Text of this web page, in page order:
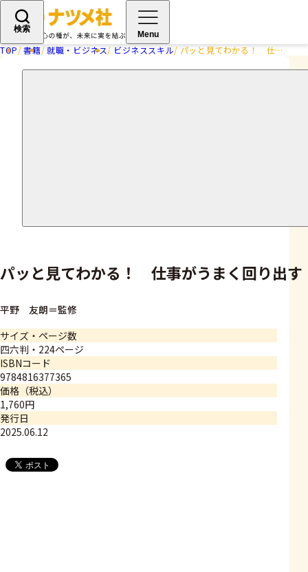
検索
Menu
TOP 書籍 就職・ビジネス ビジネススキル パッと見てわかる！ 仕事がうまく回り出す 時間術のきほん
パッと見てわかる！ 仕事がうまく回り出
平野 友朗＝監修
サイズ・ページ数
四六判・224ページ
ISBNコード
9784816377365
価格（税込）
1,760円
発行日
2025.06.12